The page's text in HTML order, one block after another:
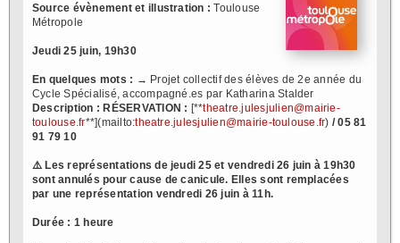
Source évènement et illustration : Toulouse
Métropole
Jeudi 25 juin, 19h30
En quelques mots : → Projet collectif des élèves de 2e année du
Cycle Spécialisé, accompagné.es par Katharina Stalder
Description : RÉSERVATION : [**theatre.julesjulien@mairie-
toulouse.fr**](mailto:theatre.julesjulien@mairie-toulouse.fr) / 05 81
91 79 10
⚠️ Les représentations de jeudi 25 et vendredi 26 juin à 19h30
sont annulés pour cause de canicule. Elles sont remplacées
par une représentation vendredi 26 juin à 11h.
Durée : 1 heure